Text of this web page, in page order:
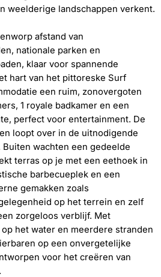
weelderige landschappen verkent.
afstand van
nationale parken en
klaar voor spannende
hart van het pittoreske Surf
een ruim, zonovergoten
1 royale badkamer en een
perfect voor entertainment. De
loopt over in de uitnodigende
wachten een gedeelde
terras op je met een eethoek in
barbecueplek en een
gemakken zoals
op het terrein en zelf
zorgeloos verblijf. Met
het water en meerdere stranden
op een onvergetelijke
voor het creëren van